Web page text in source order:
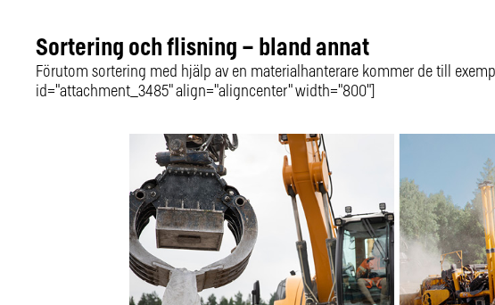
Sortering och flisning – bland annat
Förutom sortering med hjälp av en materialhanterare kommer de till
id="attachment_3485" align="aligncenter" width="800"]